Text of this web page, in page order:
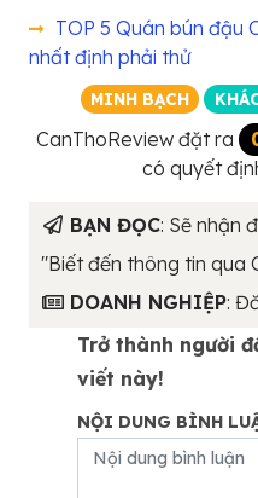
TOP 5 Quán bún đậu
nhất định phải thử
MINH BẠCH
CanThoReview đặt ra
có quyết
BẠN ĐỌC: Sẽ nhận
"Biết đến thông tin qua
DOANH NGHIỆP:
Trở thành người
viết này!
NỘI DUNG BÌNH